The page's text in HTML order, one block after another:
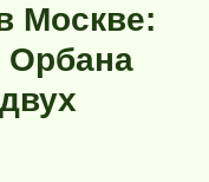
Орбана